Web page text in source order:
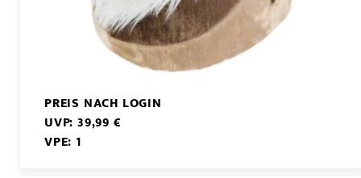
PREIS NACH LOGIN
UVP: 39,99 €
VPE: 1